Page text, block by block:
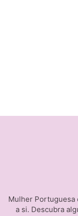
Mulher Portuguesa
a si. Descubra